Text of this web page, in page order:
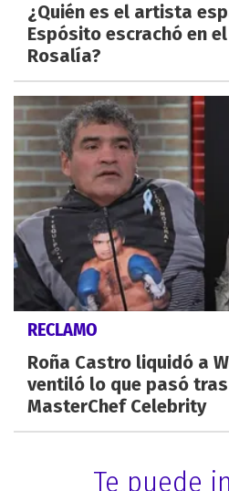
¿Quién es el artista
Espósito escrachó en
Rosalía?
RECLAMO
Roña Castro liquidó a
ventiló lo que pasó
MasterChef Celebrity
Te puede